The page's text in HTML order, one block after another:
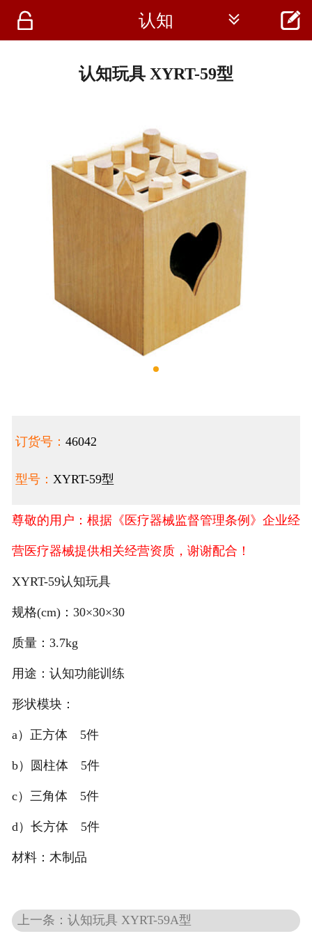
 首页
 认知  
认知玩具 XYRT-59型
订货号： 46042
型号： XYRT-59型
尊敬的用户：根据《医疗器械监督管理条例》企业经
营医疗器械提供相关经营资质，谢谢配合！
XYRT-59认知玩具
规格(cm)：30×30×30
质量：3.7kg
用途：认知功能训练
形状模块：
a）正方体 5件
b）圆柱体 5件
c）三角体 5件
d）长方体 5件
材料：木制品
上一条：认知玩具 XYRT-59A型